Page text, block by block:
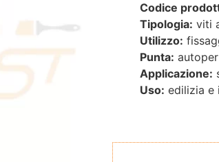
Codice
Tipologia: viti
Utilizzo:
Punta:
Applicazione:
Uso: edilizia e